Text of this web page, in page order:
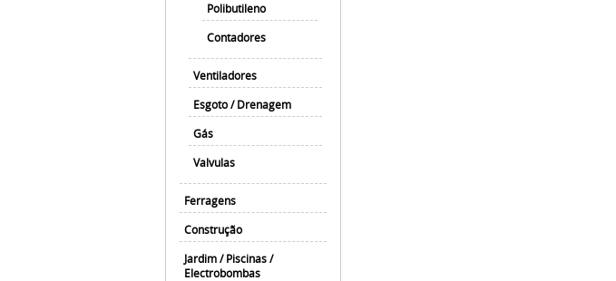
Polibutileno
Contadores
Ventiladores
Esgoto / Drenagem
Gás
Valvulas
Ferragens
Construção
Jardim / Piscinas /
Electrobombas